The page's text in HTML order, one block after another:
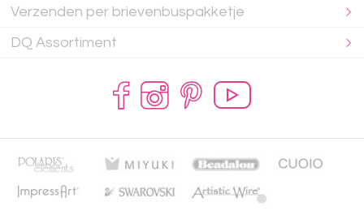
Verzenden per brievenbuspakketje
DQ Assortiment